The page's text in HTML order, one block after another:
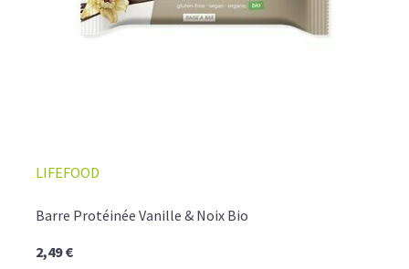
LIFEFOOD
Barre Protéinée Vanille & Noix Bio
2,49 €